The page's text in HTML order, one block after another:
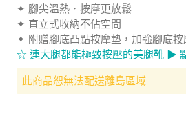
✦ 腳尖溫熱．按摩更放鬆
✦ 直立式收納不佔空間
✦ 附贈腳底凸點按摩墊，加強腳底按
☆ 連大腿都能極致按壓的美腿靴 ▶
此商品恕無法配送離島區域